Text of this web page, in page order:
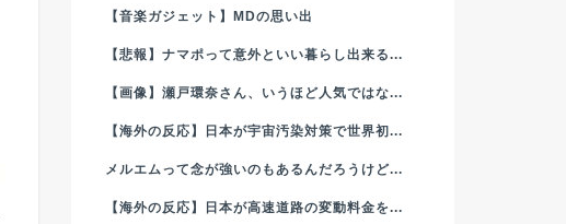
【音楽ガジェット】MDの思い出
【悲報】ナマポって意外といい暮らし出来る...
【画像】瀬戸環奈さん、いうほど人気ではな...
【海外の反応】日本が宇宙汚染対策で世界初...
メルエムって念が強いのもあるんだろうけど...
【海外の反応】日本が高速道路の変動料金を...